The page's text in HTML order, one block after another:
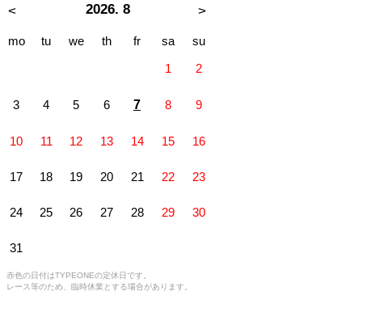
2026. 8
< >
mo tu we th fr sa
su
1
2
3 4 5 6 7 8 9
10 11 12 13 14 15 16
17 18 19 20 21 22 23
24 25 26 27 28 29 30
31
赤色の日付はTYPEONEの定休日です。
レース等のため、臨時休業とする場合があります。